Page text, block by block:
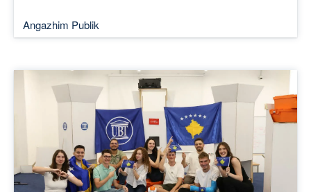
Angazhim Publik